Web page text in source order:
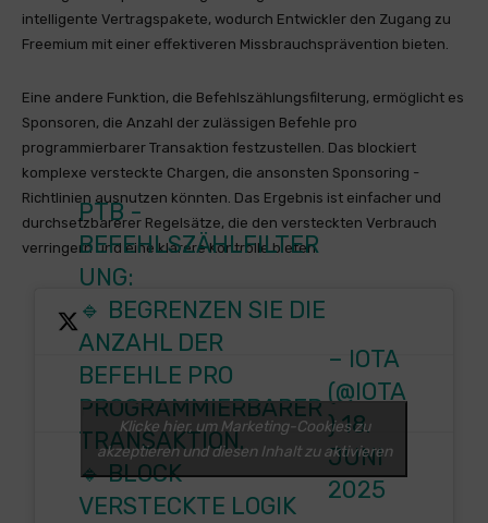
intelligente Vertragspakete, wodurch Entwickler den Zugang zu
Freemium mit einer effektiveren Missbrauchsprävention bieten.
Eine andere Funktion, die Befehlszählungsfilterung, ermöglicht es
Sponsoren, die Anzahl der zulässigen Befehle pro
programmierbarer Transaktion festzustellen. Das blockiert
komplexe versteckte Chargen, die ansonsten Sponsoring -
Richtlinien ausnutzen könnten. Das Ergebnis ist einfacher und
durchsetzbarerer Regelsätze, die den versteckten Verbrauch
verringern und eine klarere Kontrolle bieten.
PTB -
BEFEHLSZÄHLFILTER
UNG:
🔹 BEGRENZEN SIE DIE
ANZAHL DER
BEFEHLE PRO
PROGRAMMIERBARER
TRANSAKTION.
🔹 BLOCK
VERSTECKTE LOGIK
– IOTA
(@IOTA
)18.
JUNI
2025
Klicke hier, um Marketing-Cookies zu
akzeptieren und diesen Inhalt zu aktivieren